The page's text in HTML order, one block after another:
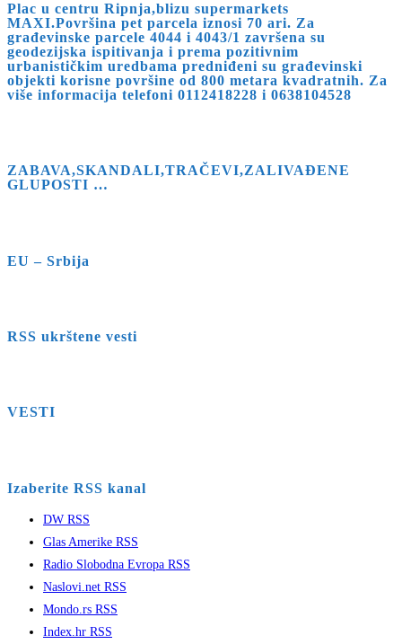
to
close
the
search
panel.
Plac u centru Ripnja,blizu supermarkets
MAXI.Površina pet parcela iznosi 70 ari. Za
građevinske parcele 4044 i 4043/1 završena su
geodezijska ispitivanja i prema pozitivnim
urbanističkim uredbama predniđeni su građevinski
objekti korisne površine od 800 metara kvadratnih. Za
više informacija telefoni 0112418228 i 0638104528
ZABAVA,SKANDALI,TRAČEVI,ZALIVAĐENE
GLUPOSTI …
EU – Srbija
RSS ukrštene vesti
VESTI
Izaberite RSS kanal
DW RSS
Glas Amerike RSS
Radio Slobodna Evropa RSS
Naslovi.net RSS
Mondo.rs RSS
Index.hr RSS